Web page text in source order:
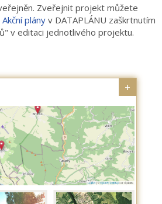
Zveřejnit projekt můžete
plányv DATAPLÁNU zaškrtnutím
v editaci jednotlivého projektu.